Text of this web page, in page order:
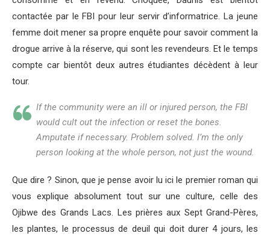
contactée par le FBI pour leur servir d’informatrice. La jeune
femme doit mener sa propre enquête pour savoir comment la
drogue arrive à la réserve, qui sont les revendeurs. Et le temps
compte car bientôt deux autres étudiantes décèdent à leur
tour.
If the community were an ill or injured person, the FBI
would cult out the infection or reset the bones.
Amputate if necessary. Problem solved. I’m the only
person looking at the whole person, not just the wound.
Que dire ? Sinon, que je pense avoir lu ici le premier roman qui
vous explique absolument tout sur une culture, celle des
Ojibwe des Grands Lacs. Les prières aux Sept Grand-Pères,
les plantes, le processus de deuil qui doit durer 4 jours, les